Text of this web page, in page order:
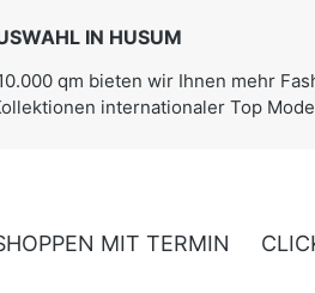
IN HUSUM
qm bieten wir Ihnen mehr
internationaler Top
MIT TERMIN